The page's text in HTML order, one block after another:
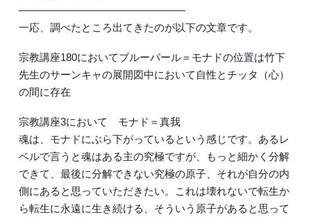
————————————————
一応、調べたところ出てきたのが以下の文章です。
宗教講座180においてブルーパール＝モナドの位置は竹下
先生のサーンキャの展開図中において自性とチッタ（心）
の間に存在
宗教講座3において モナド＝真我
魂は、モナドにぶら下がっているという感じです。あるレ
ベルで言うと魂はある主の究極ですが、もっと細かく分解
できて、最後に分解できない究極の原子、それが自分の内
側にあると思っていただきたい。これは壊れないで転生か
ら転生に永遠に生き続ける、そういう原子があると思って